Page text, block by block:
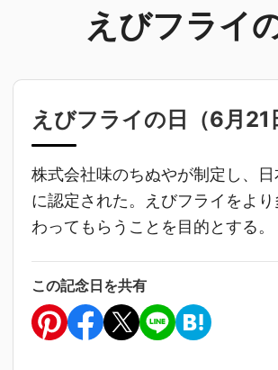
えびフライ
えびフライの日（6月21
株式会社味のちぬやが制定し、
に認定された。えびフライをよ
わってもらうことを目的とする。
この記念日を共有